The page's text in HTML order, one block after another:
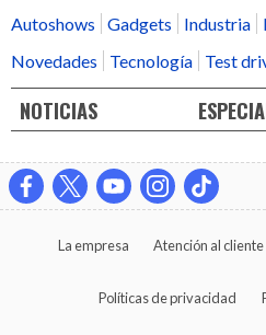
Autoshows
Gadgets Industria
Novedades
Tecnología Test
NOTICIAS
La empresa Atención al cliente
Políticas de privacidad